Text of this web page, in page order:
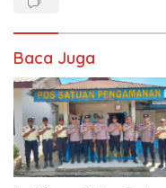
Baca Juga